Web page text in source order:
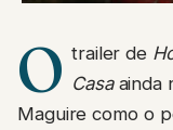
O trailer de
Casa ainda
Maguire como o